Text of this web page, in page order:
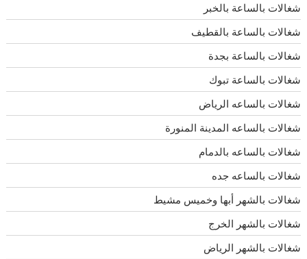
شغالات بالساعة بالخبر
شغالات بالساعة بالقطيف
شغالات بالساعة بجدة
شغالات بالساعة تبوك
شغالات بالساعه الرياض
شغالات بالساعه المدينة المنورة
شغالات بالساعه بالدمام
شغالات بالساعه جده
شغالات بالشهر أبها وخميس مشيط
شغالات بالشهر الخرج
شغالات بالشهر الرياض